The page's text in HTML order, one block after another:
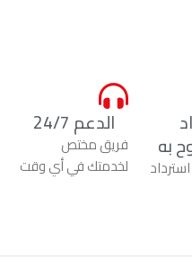
به
الدعم 24/7
فريق مختص
لخدمتك في أي وقت